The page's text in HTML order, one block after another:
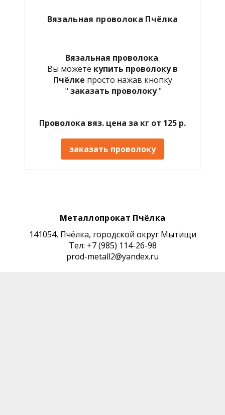
Вязальная проволока Пчёлка
Вязальная проволока.
Вы можете купить проволоку в
Пчёлке просто нажав кнопку
" заказать проволоку"
Проволока вяз. цена за кг от 125 р.
заказать проволоку
Металлопрокат Пчёлка
141054, Пчёлка, городской округ Мытищи
Тел: +7 (985) 114-26-98
prod-metall2@yandex.ru